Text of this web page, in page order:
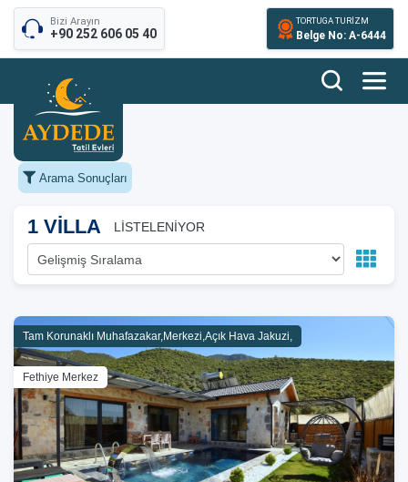
Bizi Arayın
+90 252 606 05 40
TORTUGA TURİZM
Belge No: A-6444
Arama Sonuçları
1 VİLLA LİSTELENİYOR
Tam Korunaklı Muhafazakar,Merkezi,Açık Hava Jakuzi,
Fethiye Merkez